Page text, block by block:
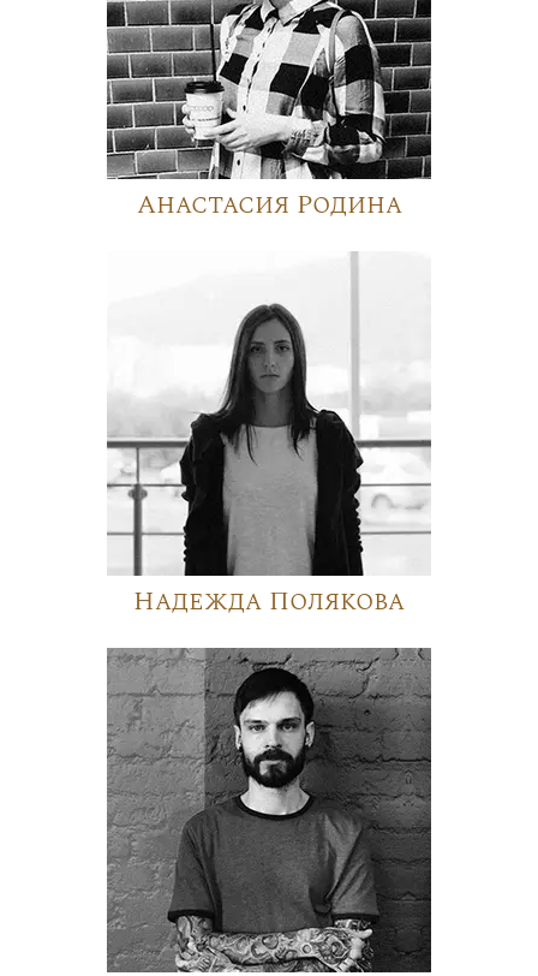
Анастасия Родина
Надежда Полякова